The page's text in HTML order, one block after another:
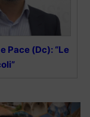
Pace (Dc): “Le